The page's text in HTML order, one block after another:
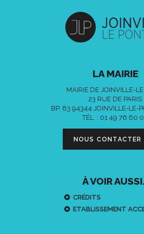
LA MAIRIE
MAIRIE DE JOINVILLE-
23 RUE DE PARIS
BP. 83 94344 JOINVILLE-LE-
TÉL. : 01 49 76 60
NOUS CONTACTER
À VOIR
CRÉDITS
ETABLISSEMENT